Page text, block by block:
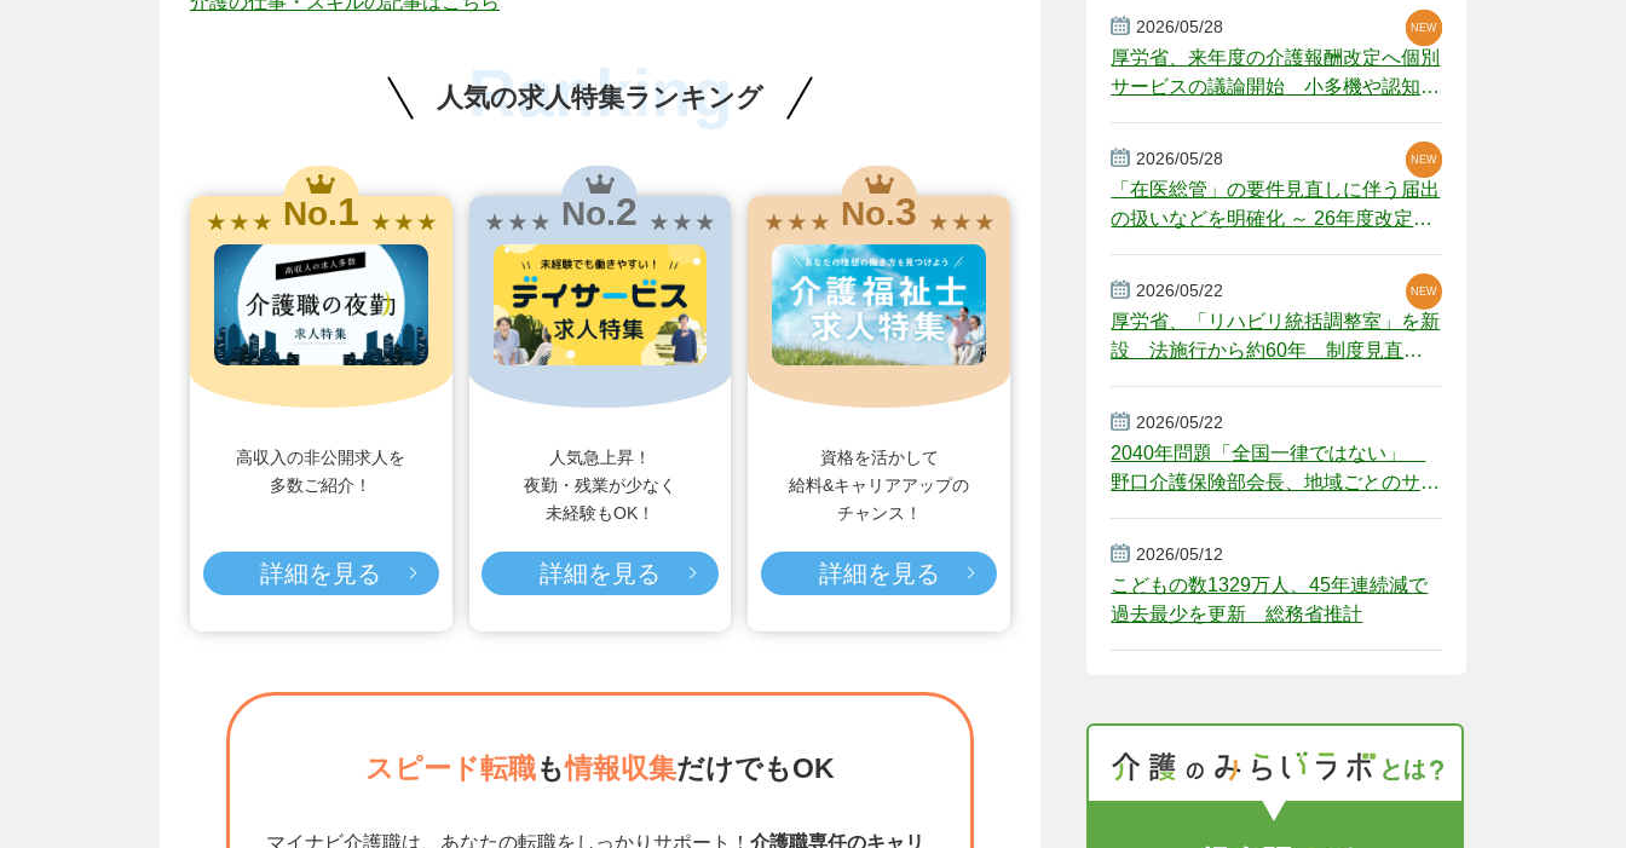
人気の求人特集ランキング
Ranking
★ ★ ★ No.1 ★ ★ ★
高収入の非公開求人を
多数ご紹介！
詳細を見る
★ ★ ★ No.2 ★ ★ ★
人気急上昇！
夜勤・残業が少なく
未経験もOK！
詳細を見る
★ ★ ★ No.3 ★ ★ ★
資格を活かして
給料&キャリアアップの
チャンス！
詳細を見る
スピード転職も情報収集だけでもOK
マイナビ介護職は、あなたの転職をしっかりサポート！ 介護職専任のキャリ
2026/05/28
厚労省、来年度の介護報酬改定へ個別
サービスの議論開始 小多機や認知症
NEW
NEW
NEW
2026/05/28
「在医総管」の要件見直しに伴う届出
の扱いなどを明確化 ～ 26年度改定疑
NEW
NEW
2026/05/22
厚労省、「リハビリ統括調整室」を新
設 法施行から約60年 制度見直し
NEW
2026/05/22
2040年問題「全国一律ではない」
野口介護保険部会長、地域ごとのサー
2026/05/12
こどもの数1329万人、45年連続減で
過去最少を更新 総務省推計